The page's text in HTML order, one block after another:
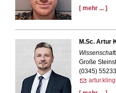
[ mehr ... ]
M.Sc. Artur
Große
(0345)